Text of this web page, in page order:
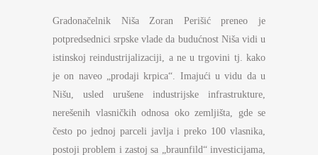
Gradonačelnik Niša Zoran Perišić preneo je
potpredsednici srpske vlade da budućnost Niša vidi u
istinskoj reindustrijalizaciji, a ne u trgovini tj. kako
je on naveo „prodaji krpica“. Imajući u vidu da u
Nišu, usled urušene industrijske infrastrukture,
nerešenih vlasničkih odnosa oko zemljišta, gde se
često po jednoj parceli javlja i preko 100 vlasnika,
postoji problem i zastoj sa „braunfild“ investicijama,